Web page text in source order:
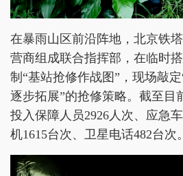
在暴雨山区前沿阵地，北京铁
营商组成联合指挥部，在临时
制“基站抢修作战图”，现场敲
逐步拓展”的抢修策略。截至目
投入保障人员2926人次、应急
机1615台次、卫星电话482台次。